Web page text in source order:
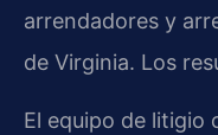
arrendadores y
de Virginia. Los
El equipo de litigio